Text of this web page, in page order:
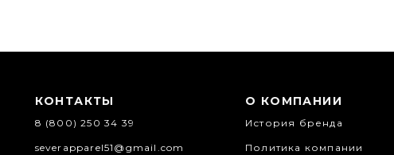
КОНТАКТЫ
8 (800) 250 34 39
severapparel51@gmail.com
О КОМПАНИИ
История бренда
Политика компании